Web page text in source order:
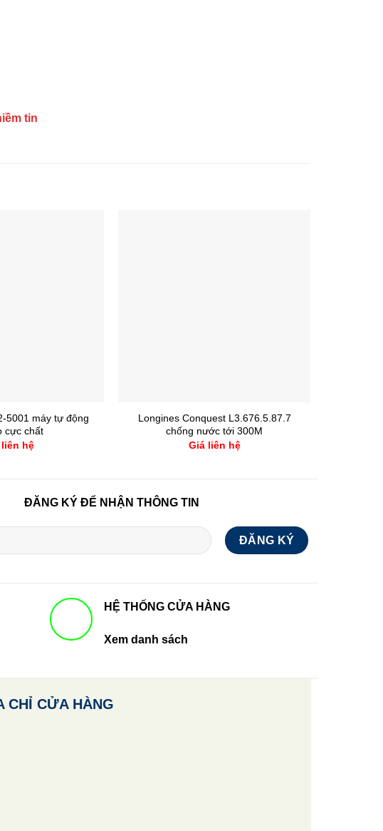
tin
5001 máy tự động
cực chất
hệ
Longines Conquest L3.676.5.87.7
chống nước tới 300M
Giá liên hệ
ĐĂNG KÝ ĐỂ NHẬN THÔNG TIN
HỆ THỐNG CỬA HÀNG
Xem danh sách
CHỈ CỬA HÀNG